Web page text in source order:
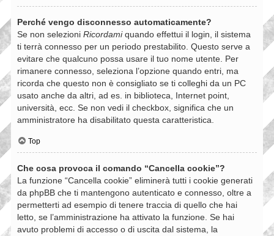
Perché vengo disconnesso automaticamente?
Se non selezioni Ricordamiquando effettui il login, il sistema
ti terrà connesso per un periodo prestabilito. Questo serve a
evitare che qualcuno possa usare il tuo nome utente. Per
rimanere connesso, seleziona l’opzione quando entri, ma
ricorda che questo non è consigliato se ti colleghi da un PC
usato anche da altri, ad es. in biblioteca, Internet point,
università, ecc. Se non vedi il checkbox, significa che un
amministratore ha disabilitato questa caratteristica.
Top
Che cosa provoca il comando “Cancella cookie”?
La funzione “Cancella cookie” eliminerà tutti i cookie generati
da phpBB che ti mantengono autenticato e connesso, oltre a
permetterti ad esempio di tenere traccia di quello che hai
letto, se l’amministrazione ha attivato la funzione. Se hai
avuto problemi di accesso o di uscita dal sistema, la